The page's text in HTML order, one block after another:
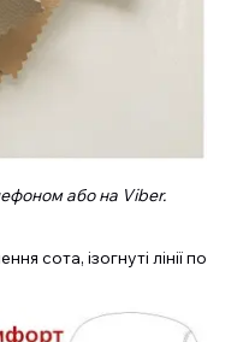
або на Viber.
сота, ізогнуті лінії по